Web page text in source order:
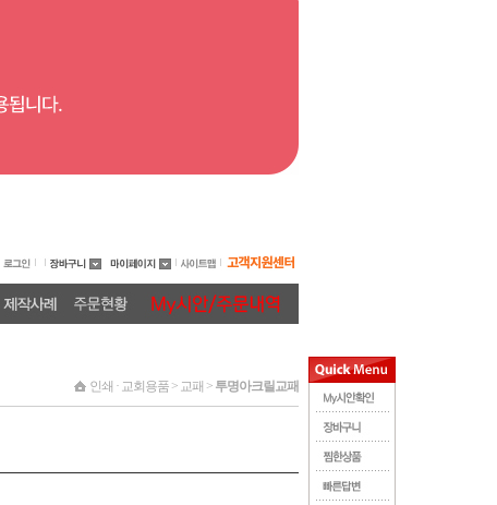
인쇄 · 교회용품 > 교패 > 투명아크릴교패